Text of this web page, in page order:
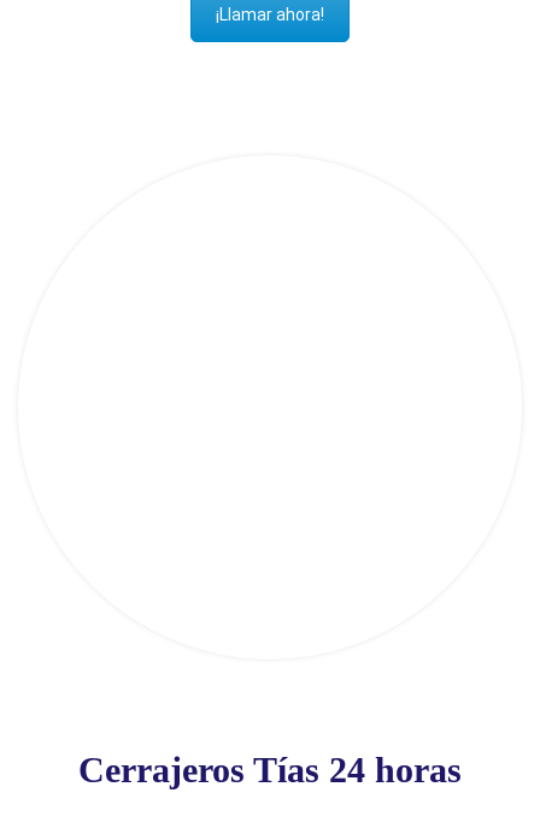
¡Llamar ahora!
Cerrajeros Tías 24 horas